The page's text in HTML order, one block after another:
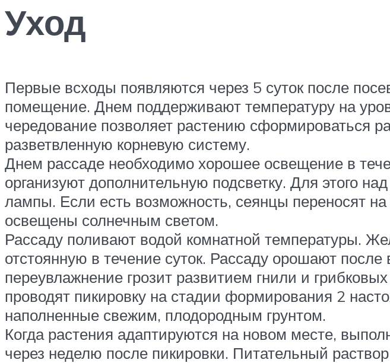
Уход
Первые всходы появляются через 5 суток после
помещение. Днем поддерживают температуру на
чередование позволяет растению сформироваться
разветвленную корневую систему.
Днем рассаде необходимо хорошее освещение в
организуют дополнительную подсветку. Для этого
лампы. Если есть возможность, сеянцы переносят
освещены солнечным светом.
Рассаду поливают водой комнатной температуры.
отстоянную в течение суток. Рассаду орошают после
переувлажнение грозит развитием гнили и
проводят пикировку на стадии формирования 2
наполненные свежим, плодородным грунтом.
Когда растения адаптируются на новом месте,
через неделю после пикировки. Питательный раствор